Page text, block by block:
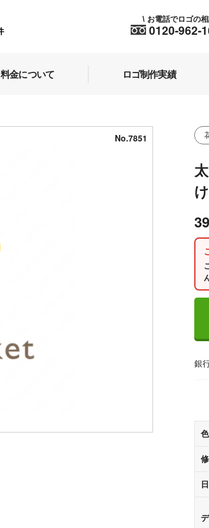
0120-962-
\ お電話でロゴの
料金について ロゴ制作実績
No.7851
銀